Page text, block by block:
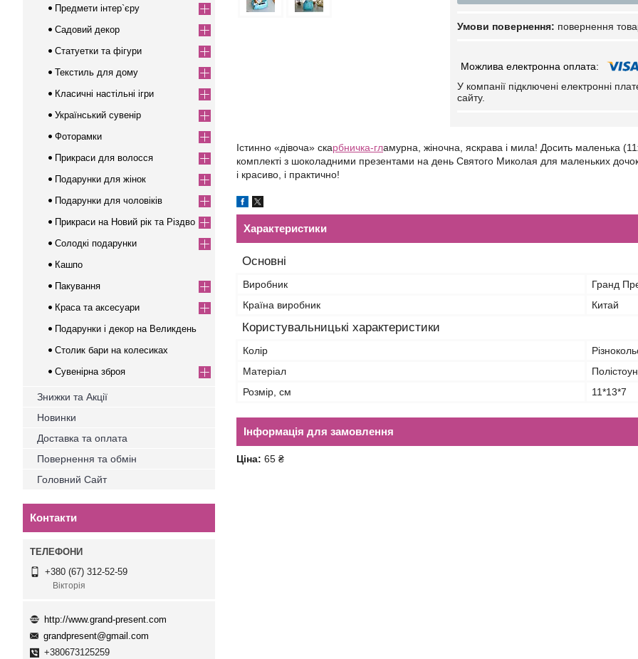
повернення
У компанії підключені електронні
сайту.
Істинно «дівоча» скарбничка-гламурна, жіночна, яскрава і мила! Досить маленька
комплекті з шоколадними презентами на день Святого Миколая для маленьких
і красиво, і практично!
Характеристики
Основні
Виробник
Гранд
Країна виробник
Китай
Користувальницькі характеристики
Колір
Матеріал
Полістоун
Розмір, см
11*13*7
Інформація для замовлення
Ціна: 65 ₴
Предмети інтер`єру
Садовий декор
Статуетки та фігури
Текстиль для дому
Класичні настільні ігри
Український сувенір
Фоторамки
Прикраси для волосся
Подарунки для жінок
Подарунки для чоловіків
Прикраси на Новий рік та Різдво
Солодкі подарунки
Кашпо
Пакування
Краса та аксесуари
Подарунки і декор на Великдень
Столик бари на колесиках
Сувенірна зброя
Знижки та Акції
Новинки
Доставка та оплата
Повернення та обмін
Головний Сайт
Контакти
+380 (67) 312-52-59
Вікторія
http://www.grand-present.com
grandpresent@gmail.com
+380673125259